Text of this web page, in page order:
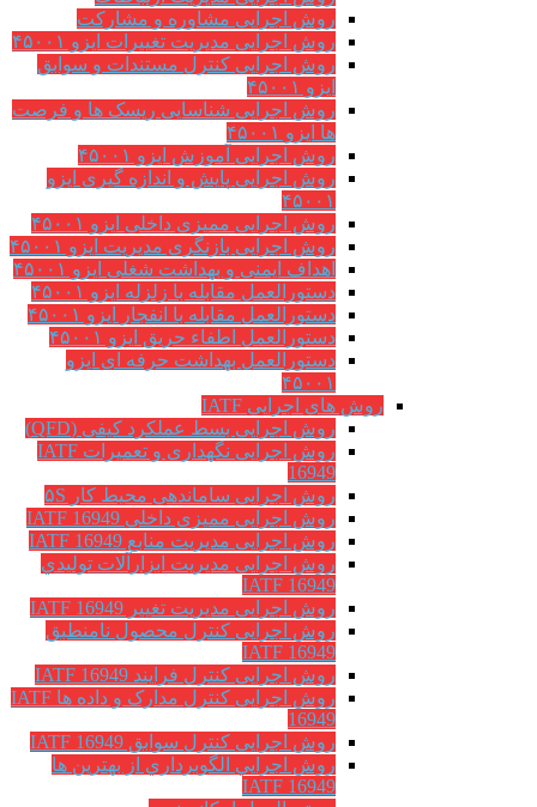
روش اجرایی مشاوره و مشارکت
روش اجرایی مدیریت تغییرات ایزو ۴۵۰۰۱
روش اجرایی کنترل مستندات و سوابق
ایزو ۴۵۰۰۱
روش اجرایی شناسایی ریسک ها و فرصت
ها ایزو ۴۵۰۰۱
روش اجرایی آموزش ایزو ۴۵۰۰۱
روش اجرایی پایش و اندازه گیری ایزو
۴۵۰۰۱
روش اجرایی ممیزی داخلی ایزو ۴۵۰۰۱
روش اجرایی بازنگری مدیریت ایزو ۴۵۰۰۱
اهداف ایمنی و بهداشت شغلی ایزو ۴۵۰۰۱
دستورالعمل مقابله با زلزله ایزو ۴۵۰۰۱
دستورالعمل مقابله با انفجار ایزو ۴۵۰۰۱
دستورالعمل اطفاء حریق ایزو ۴۵۰۰۱
دستورالعمل بهداشت حرفه ای ایزو
۴۵۰۰۱
روش های اجرایی IATF
روش اجرایی بسط عملکرد کیفی (QFD)
روش اجرایی نگهداری و تعمیرات IATF
16949
روش اجرایی ساماندهی محیط کار ۵S
روش اجرایی ممیزی داخلی IATF 16949
روش اجرایی مدیریت منابع IATF 16949
روش اجرایی مديريت ابزارآلات توليدي
IATF 16949
روش اجرایی مدیریت تغییر IATF 16949
روش اجرایی کنترل محصول نامنطبق
IATF 16949
روش اجرایی کنترل فرایند IATF 16949
روش اجرایی کنترل مدارک و داده ها IATF
16949
روش اجرایی کنترل سوابق IATF 16949
روش اجرايي الگوبرداري از بهترين ها
IATF 16949